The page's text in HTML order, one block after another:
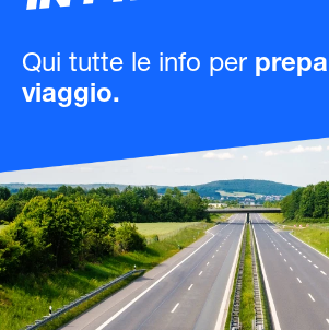
Qui tutte le info per
viaggio.